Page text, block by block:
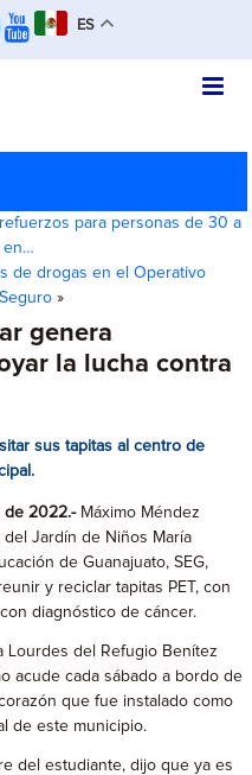
ES
para personas de 30 a
en…
de drogas en el Operativo
»
genera
la lucha contra
sus tapitas al centro de
de 2022.- Máximo Méndez
Jardín de Niños María
de Guanajuato, SEG,
y reciclar tapitas PET, con
diagnóstico de cáncer.
Lourdes del Refugio Benítez
acude cada sábado a bordo de
que fue instalado como
de este municipio.
del estudiante, dijo que ya es